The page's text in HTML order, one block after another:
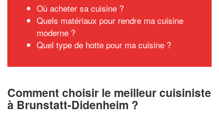
Où acheter sa cuisine ?
Quels matériaux pour rendre ma cuisine
moderne ?
Quel type de hotte pour ma cuisine ?
Comment choisir le meilleur cuisiniste
à Brunstatt-Didenheim ?